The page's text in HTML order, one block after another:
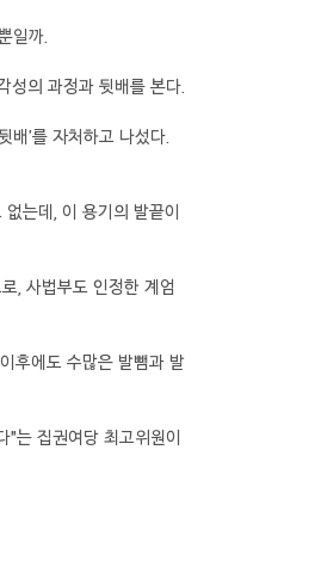
일까.
성의 과정과 뒷배를 본다.
배'를 자처하고 나섰다.
는데, 이 용기의 발끝이
, 사법부도 인정한 계엄
후에도 수많은 발뺌과 발
는 집권여당 최고위원이